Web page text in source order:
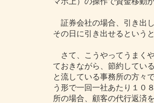
証券会社の場合、引き出
その日に引き出せるという
さて、こうやってうまく
ておきながら、節約してい
と流している事務所の方々
う形で一回一社あたり１０
所の場合、顧客の代行返済